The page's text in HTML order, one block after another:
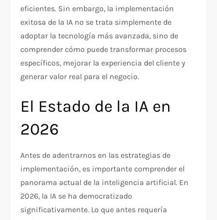
eficientes. Sin embargo, la implementación
exitosa de la IA no se trata simplemente de
adoptar la tecnología más avanzada, sino de
comprender cómo puede transformar procesos
específicos, mejorar la experiencia del cliente y
generar valor real para el negocio.
El Estado de la IA en
2026
Antes de adentrarnos en las estrategias de
implementación, es importante comprender el
panorama actual de la inteligencia artificial. En
2026, la IA se ha democratizado
significativamente. Lo que antes requería